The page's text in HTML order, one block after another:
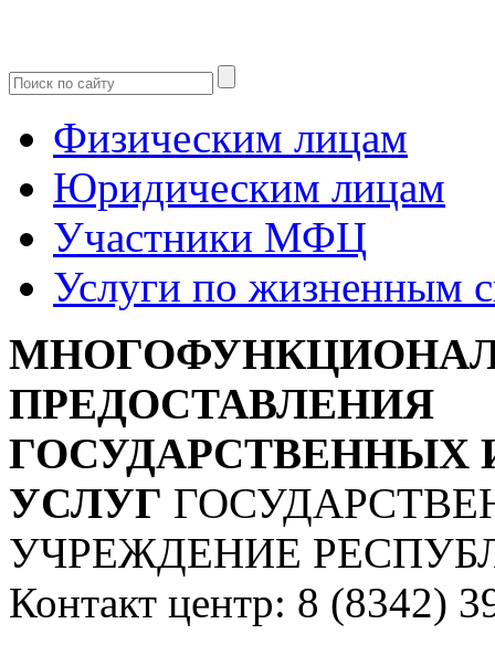
Физическим лицам
Юридическим лицам
Участники МФЦ
Услуги по жизненным
ПРЕДОСТАВЛЕНИЯ
УСЛУГ
УЧРЕЖДЕНИЕ
Контакт центр: 8 (8342)